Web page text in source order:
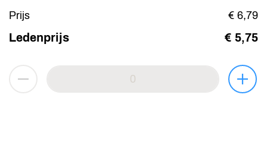
Prijs
€ 6,79
Ledenprijs € 5,75